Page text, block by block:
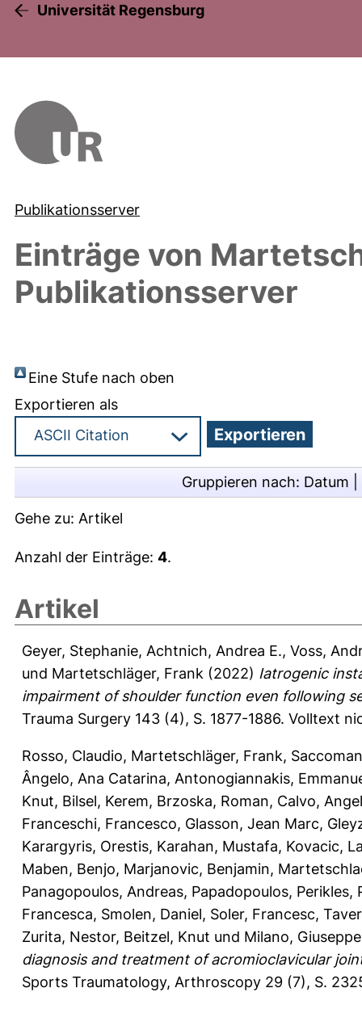
Universität Regensburg
Publikationsserver
Einträge von
Publikationsserver
Eine Stufe nach oben
Exportieren als
Gruppieren nach: Datum
Gehe zu: Artikel
Anzahl der Einträge: 4.
Artikel
Geyer, Stephanie, Achtnich, Andrea E., Voss,
und Martetschläger, Frank (2022) Iatrogenic
impairment of shoulder function even following
Trauma Surgery 143 (4), S. 1877-1886. Volltext
Rosso, Claudio, Martetschläger, Frank,
Ângelo, Ana Catarina, Antonogiannakis,
Knut, Bilsel, Kerem, Brzoska, Roman, Calvo, Angel
Franceschi, Francesco, Glasson, Jean Marc,
Karargyris, Orestis, Karahan, Mustafa, Kovacic,
Maben, Benjo, Marjanovic, Benjamin,
Panagopoulos, Andreas, Papadopoulos, Perikles,
Francesca, Smolen, Daniel, Soler, Francesc,
Zurita, Nestor, Beitzel, Knut und Milano, Giuseppe
diagnosis and treatment of acromioclavicular
Sports Traumatology, Arthroscopy 29 (7), S.